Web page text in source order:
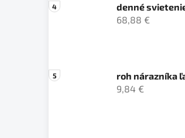
denné
68,88 €
roh nárazníka
9,84 €